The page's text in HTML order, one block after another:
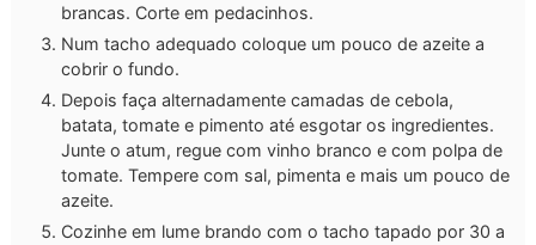
brancas. Corte em pedacinhos.
Num tacho adequado coloque um pouco de azeite a
cobrir o fundo.
Depois faça alternadamente camadas de cebola,
batata, tomate e pimento até esgotar os ingredientes.
Junte o atum, regue com vinho branco e com polpa de
tomate. Tempere com sal, pimenta e mais um pouco de
azeite.
Cozinhe em lume brando com o tacho tapado por 30 a